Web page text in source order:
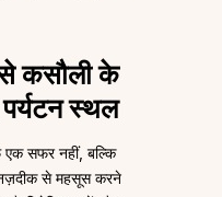
कसौली के
स्थल
एक सफर नहीं, बल्कि
से महसूस करने